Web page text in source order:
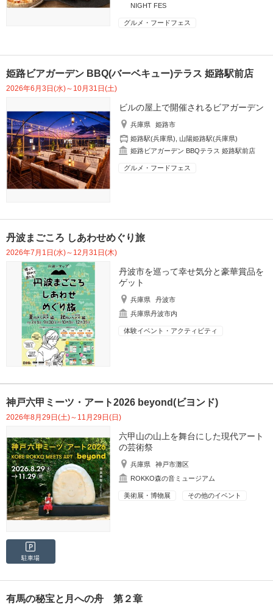
NIGHT FES
グルメ・フードフェス
姫路ビアガーデン BBQ(バーベキュー)テラス 姫路駅前店
2026年6月3日(水)～10月31日(土)
ビルの屋上で開催されるビアガーデン
兵庫県
姫路市
姫路駅(兵庫県)
山陽姫路駅(兵庫県)
姫路ビアガーデン BBQテラス 姫路駅前店
グルメ・フードフェス
丹波まごころ しあわせめぐり旅
2026年7月1日(水)～12月31日(木)
丹波市を巡って幸せ気分と豪華賞品を
ゲット
兵庫県
丹波市
兵庫県丹波市内
体験イベント・アクティビティ
神戸六甲ミーツ・アート2026 beyond(ビヨンド)
2026年8月29日(土)～11月29日(日)
六甲山の山上を舞台にした現代アート
の芸術祭
兵庫県
神戸市灘区
ROKKO森の音ミュージアム
美術展・博物展 その他のイベント
駐車場
有馬の秘宝と月への舟 第２章